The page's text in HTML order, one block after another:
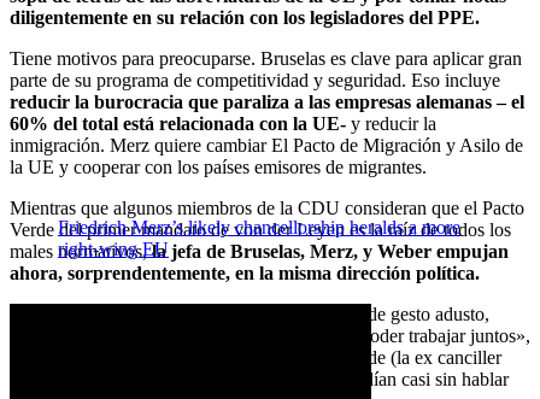
diligentemente en su relación con los legisladores del PPE.
Tiene motivos para preocuparse. Bruselas es clave para aplicar gran
parte de su programa de competitividad y seguridad. Eso incluye
reducir la burocracia que paraliza a las empresas alemanas – el
60% del total está relacionada con la UE- y reducir la
inmigración. Merz quiere cambiar El Pacto de Migración y Asilo de
la UE y cooperar con los países emisores de migrantes.
Friedrich Merz’s likely chancellorship heralds a more
right-wing EU
Mientras que algunos miembros de la CDU consideran que el Pacto
Verde del primer mandato de von der Leyen es la raíz de todos los
males normativos,la jefa de Bruselas, Merz, y Weber empujan
ahora, sorprendentemente, en la misma dirección política.
Weber, siempre sonriente, y el jefe de la CDU, de gesto adusto,
«primero tuvieron que encontrar la manera de poder trabajar juntos»,
comenta una fuente de Bruselas. «A diferencia de (la ex canciller
Angela Merkel) y von der Leyen, que se entendían casi sin hablar